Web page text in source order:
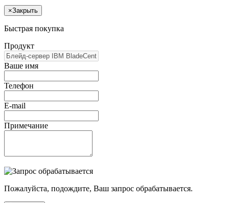
×Закрыть
Быстрая покупка
Продукт
Ваше имя
Телефон
E-mail
Примечание
Пожалуйста, подождите, Ваш запрос обрабатывается.